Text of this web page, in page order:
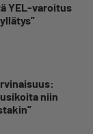
YEL-varoitus
niin